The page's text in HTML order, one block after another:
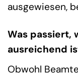
ausgewiesen,
Was passiert,
ausreichend
Obwohl